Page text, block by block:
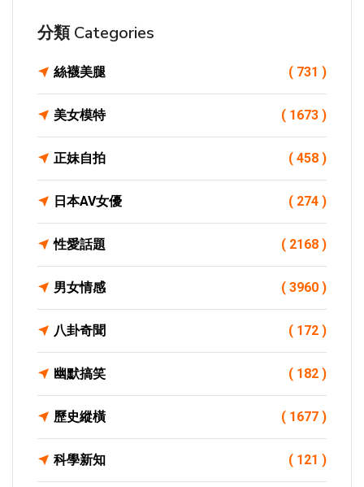
分類 Categories
絲襪美腿 ( 731 )
美女模特 ( 1673 )
正妹自拍 ( 458 )
日本AV女優 ( 274 )
性愛話題 ( 2168 )
男女情感 ( 3960 )
八卦奇聞 ( 172 )
幽默搞笑 ( 182 )
歷史縱橫 ( 1677 )
科學新知 ( 121 )